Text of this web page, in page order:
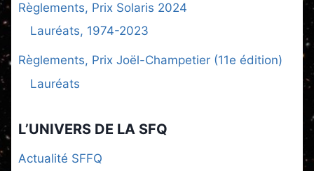
Règlements, Prix Solaris 2024
Lauréats, 1974-2023
Règlements, Prix Joël-Champetier (11e édition)
Lauréats
L’UNIVERS DE LA SFQ
Actualité SFFQ